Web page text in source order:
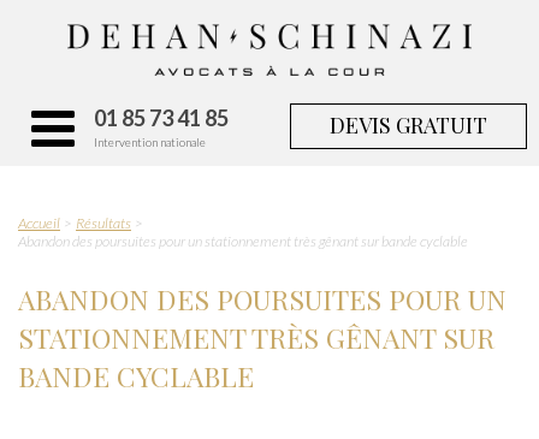
01 85 73 41 85
Intervention nationale
DEVIS GRATUIT
Accueil
Résultats
Abandon des poursuites pour un stationnement très gênant sur bande cyclable
ABANDON DES POURSUITES POUR UN
STATIONNEMENT TRÈS GÊNANT SUR
BANDE CYCLABLE